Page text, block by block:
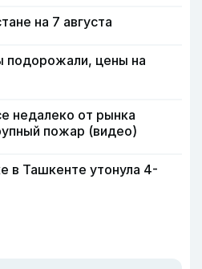
на 7 августа
подорожали, цены на
недалеко от рынка
пожар (видео)
в Ташкенте утонула 4-